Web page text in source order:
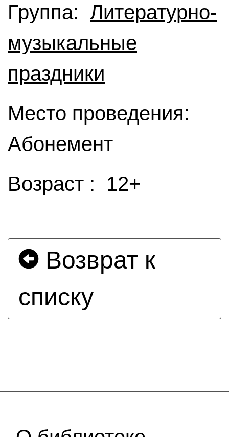
Группа: Литературно-
музыкальные
праздники
Место проведения:
Абонемент
Возраст : 12+
Возврат к
списку